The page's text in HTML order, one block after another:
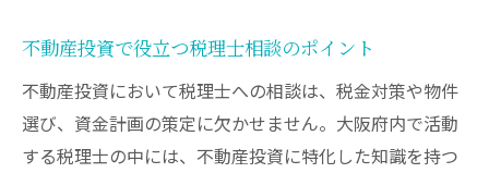
不動産投資で役立つ税理士相談のポイント
不動産投資において税理士への相談は、税金対策や物件
選び、資金計画の策定に欠かせません。大阪府内で活動
する税理士の中には、不動産投資に特化した知識を持つ